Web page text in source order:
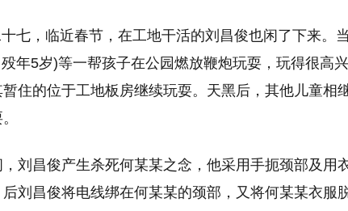
七，临近春节，在工地干活的刘昌俊也闲了下来。
年5岁)等一帮孩子在公园燃放鞭炮玩耍，玩得很高
住的位于工地板房继续玩耍。天黑后，其他儿童相
刘昌俊产生杀死何某某之念，他采用手扼颈部及用
刘昌俊将电线绑在何某某的颈部，又将何某某衣服